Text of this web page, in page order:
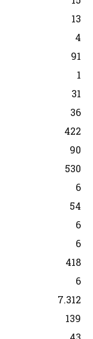
13
4
91
1
31
36
422
90
530
6
54
6
6
418
6
7.312
139